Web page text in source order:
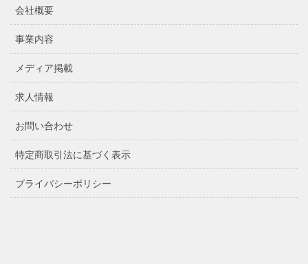
会社概要
事業内容
メディア掲載
求人情報
お問い合わせ
特定商取引法に基づく表示
プライバシーポリシー